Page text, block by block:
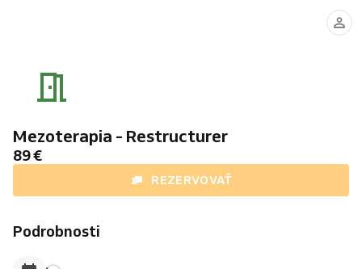
Mezoterapia - Restructurer
89 €
REZERVOVAŤ
Podrobnosti